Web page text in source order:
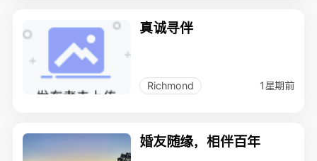
真诚寻伴
Richmond 1星期前
婚友随缘，相伴百年